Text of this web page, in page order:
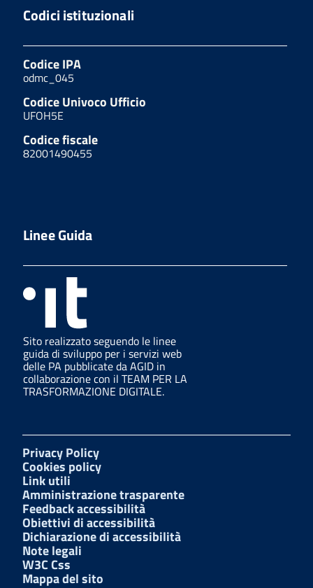
Codici istituzionali
Codice IPA
odmc_045
Codice Univoco Ufficio
UFOH5E
Codice fiscale
82001490455
Linee Guida
Sito realizzato seguendo le linee
guida di sviluppo per i servizi web
delle PA pubblicate da AGID in
collaborazione con il TEAM PER LA
TRASFORMAZIONE DIGITALE.
Privacy Policy
Cookies policy
Link utili
Amministrazione trasparente
Feedback accessibilità
Obiettivi di accessibilità
Dichiarazione di accessibilità
Note legali
W3C Css
Mappa del sito